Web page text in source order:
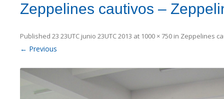
Zeppelines cautivos –
Published 23 23UTC junio 23UTC 2013 at 1000 × 750 in Zeppelines
← Previous